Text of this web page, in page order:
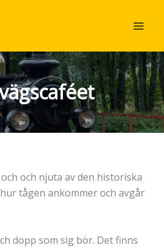
och njuta av den historiska
tågen ankommer och avgår
dopp som sig bör. Det finns